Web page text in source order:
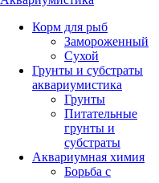
Корм для рыб
Замороженный
Сухой
Грунты и субстраты
аквариумистика
Грунты
Питательные
грунты и
субстраты
Аквариумная химия
Борьба с